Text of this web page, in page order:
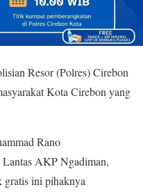
Resor (Polres) Cirebon
Kota Cirebon yang
Rano
AKP Ngadiman,
gratis ini pihaknya